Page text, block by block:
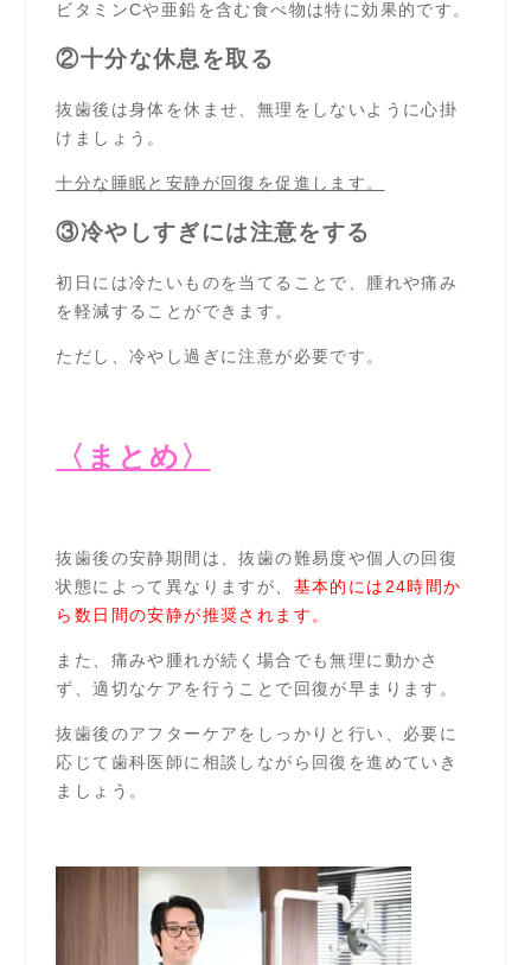
ビタミンCや亜鉛を含む食べ物は特に効果的です。
②十分な休息を取る
抜歯後は身体を休ませ、無理をしないように心掛
けましょう。
十分な睡眠と安静が回復を促進します。
③冷やしすぎには注意をする
初日には冷たいものを当てることで、腫れや痛み
を軽減することができます。
ただし、冷やし過ぎに注意が必要です。
〈まとめ〉
抜歯後の安静期間は、抜歯の難易度や個人の回復
状態によって異なりますが、 基本的には24時間か
ら数日間の安静が推奨されます。
また、痛みや腫れが続く場合でも無理に動かさ
ず、適切なケアを行うことで回復が早まります。
抜歯後のアフターケアをしっかりと行い、必要に
応じて歯科医師に相談しながら回復を進めていき
ましょう。